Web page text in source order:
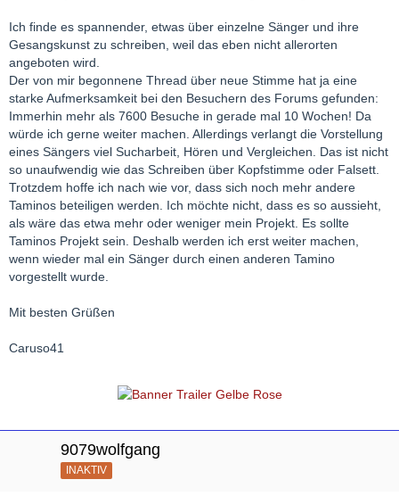
Ich finde es spannender, etwas über einzelne Sänger und ihre
Gesangskunst zu schreiben, weil das eben nicht allerorten
angeboten wird.
Der von mir begonnene Thread über neue Stimme hat ja eine
starke Aufmerksamkeit bei den Besuchern des Forums gefunden:
Immerhin mehr als 7600 Besuche in gerade mal 10 Wochen! Da
würde ich gerne weiter machen. Allerdings verlangt die Vorstellung
eines Sängers viel Sucharbeit, Hören und Vergleichen. Das ist nicht
so unaufwendig wie das Schreiben über Kopfstimme oder Falsett.
Trotzdem hoffe ich nach wie vor, dass sich noch mehr andere
Taminos beteiligen werden. Ich möchte nicht, dass es so aussieht,
als wäre das etwa mehr oder weniger mein Projekt. Es sollte
Taminos Projekt sein. Deshalb werden ich erst weiter machen,
wenn wieder mal ein Sänger durch einen anderen Tamino
vorgestellt wurde.
Mit besten Grüßen
Caruso41
9079wolfgang
INAKTIV